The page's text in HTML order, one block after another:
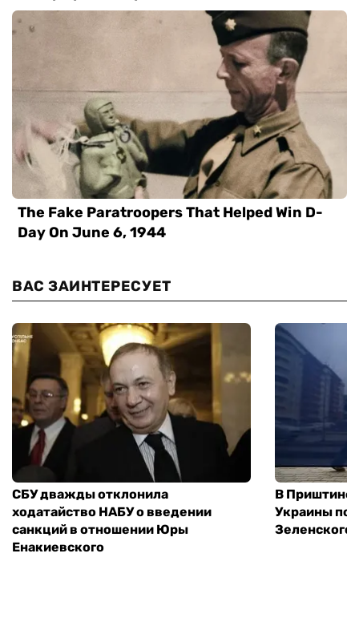
ВАС ЗАИНТЕРЕСУЕТ
СБУ дважды отклонила
ходатайство НАБУ о введении
санкций в отношении Юры
Енакиевского
В Приштине
Украины
Зеленского